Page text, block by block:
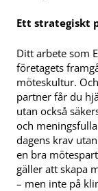
Ett strategiskt
Ditt arbete som
företagets
möteskultur.
partner får du
utan också
och
dagens krav
en bra
gäller att skapa
– men inte på